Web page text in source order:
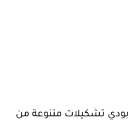
بودي تشكيلات متنوعة من